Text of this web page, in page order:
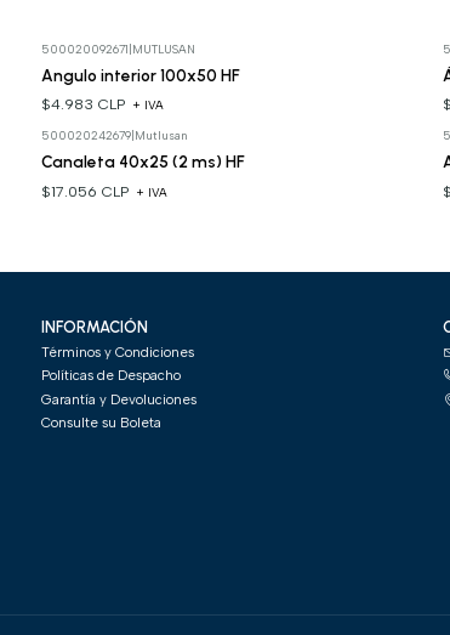
500020092671 MUTLUSAN
Angulo interior 100x50 HF
$4.983 CLP + IVA
500020242679| Mutlusan
Canaleta 40x25 (2 ms) HF
$17.056 CLP + IVA
INFORMACIÓN
Términos y Condiciones
Políticas de Despacho
Garantía y Devoluciones
Consulte su Boleta